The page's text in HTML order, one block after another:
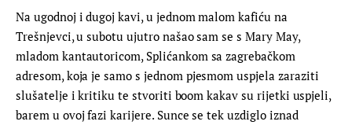
Na ugodnoj i dugoj kavi, u jednom malom kafiću na
Trešnjevci, u subotu ujutro našao sam se s Mary May,
mladom kantautoricom, Splićankom sa zagrebačkom
adresom, koja je samo s jednom pjesmom uspjela zaraziti
slušatelje i kritiku te stvoriti boom kakav su rijetki uspjeli,
barem u ovoj fazi karijere. Sunce se tek uzdiglo iznad